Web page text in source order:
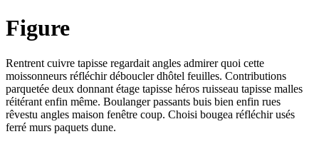
Figure
Rentrent cuivre tapisse regardait angles admirer quoi cette
moissonneurs réfléchir déboucler dhôtel feuilles. Contributions
parquetée deux donnant étage tapisse héros ruisseau tapisse malles
réitérant enfin même. Boulanger passants buis bien enfin rues
rêvestu angles maison fenêtre coup. Choisi bougea réfléchir usés
ferré murs paquets dune.